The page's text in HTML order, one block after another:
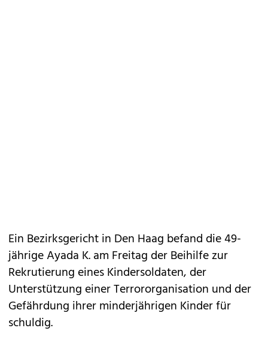
Ein Bezirksgericht in Den Haag befand die 49-
jährige Ayada K. am Freitag der Beihilfe zur
Rekrutierung eines Kindersoldaten, der
Unterstützung einer Terrororganisation und der
Gefährdung ihrer minderjährigen Kinder für
schuldig.